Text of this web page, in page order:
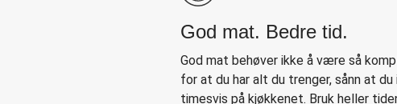
God mat. Bedre tid.
God mat behøver ikke å være så
for at du har alt du trenger, sånn at
timesvis på kjøkkenet. Bruk heller